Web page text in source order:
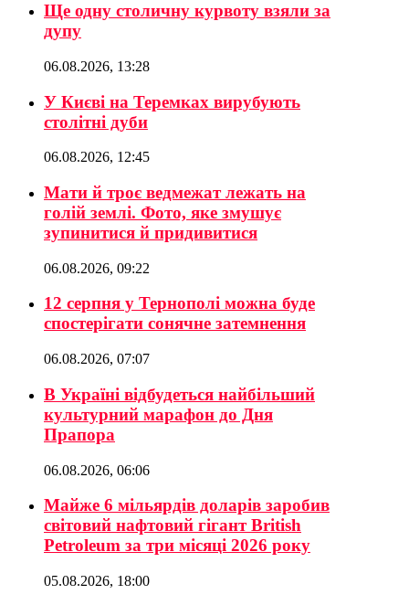
Ще одну столичну курвоту взяли за
дупу
06.08.2026, 13:28
У Києві на Теремках вирубують
столітні дуби
06.08.2026, 12:45
Мати й троє ведмежат лежать на
голій землі. Фото, яке змушує
зупинитися й придивитися
06.08.2026, 09:22
12 серпня у Тернополі можна буде
спостерігати сонячне затемнення
06.08.2026, 07:07
В Україні відбудеться найбільший
культурний марафон до Дня
Прапора
06.08.2026, 06:06
Майже 6 мільярдів доларів заробив
світовий нафтовий гігант British
Petroleum за три місяці 2026 року
05.08.2026, 18:00